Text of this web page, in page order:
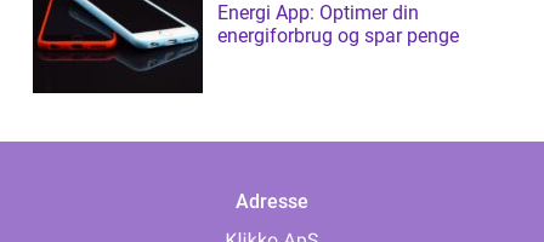
Energi App: Optimer din
energiforbrug og spar penge
Adresse